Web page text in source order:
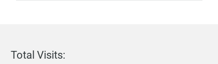
Total Visits: